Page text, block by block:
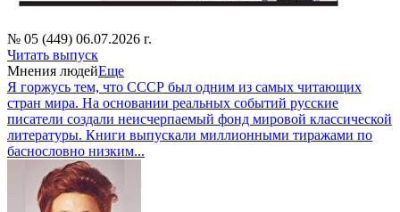
№ 05 (449) 06.07.2026 г.
Читать выпуск
Мнения людейЕще
Я горжусь тем, что СССР был одним из самых читающих
стран мира. На основании реальных событий русские
писатели создали неисчерпаемый фонд мировой классической
литературы. Книги выпускали миллионными тиражами по
баснословно низким...